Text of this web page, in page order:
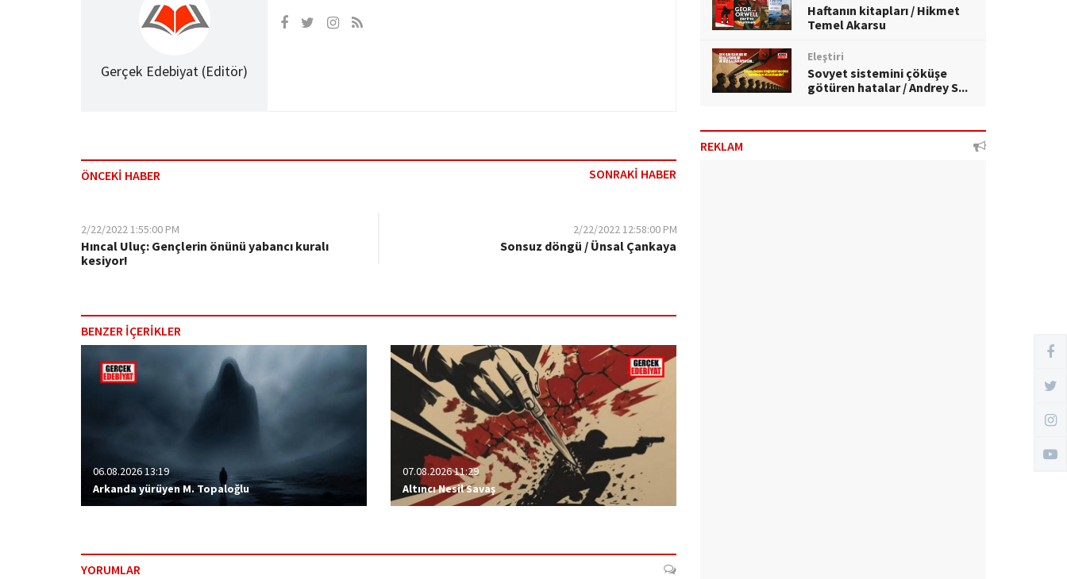
Gerçek Edebiyat (Editör)
ÖNCEKİ HABER SONRAKİ HABER
2/22/2022 1:55:00 PM
Hıncal Uluç: Gençlerin önünü yabancı kuralı
kesiyor!
2/22/2022 12:58:00 PM
Sonsuz döngü / Ünsal Çankaya
BENZER İÇERİKLER
06.08.2026 13:19
Arkanda yürüyen M. Topaloğlu
07.08.2026 11:29
Altıncı Nesil Savaş
YORUMLAR
Haftanın kitapları / Hikmet
Temel Akarsu
Eleştiri
Sovyet sistemini çöküşe
götüren hatalar / Andrey S...
REKLAM